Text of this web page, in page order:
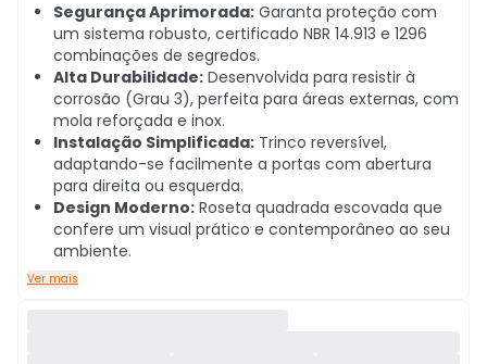
Segurança Aprimorada: Garanta proteção com
um sistema robusto, certificado NBR 14.913 e 1296
combinações de segredos.
Alta Durabilidade: Desenvolvida para resistir à
corrosão (Grau 3), perfeita para áreas externas, com
mola reforçada e inox.
Instalação Simplificada: Trinco reversível,
adaptando-se facilmente a portas com abertura
para direita ou esquerda.
Design Moderno: Roseta quadrada escovada que
confere um visual prático e contemporâneo ao seu
ambiente.
Ver mais